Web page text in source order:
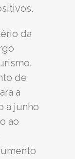
da
de
a
a junho
ao